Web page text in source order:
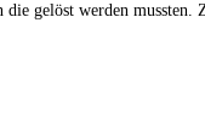
gelöst werden mussten.